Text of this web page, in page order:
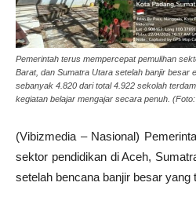
Pemerintah terus mempercepat pemulihan
Barat, dan Sumatra Utara setelah banjir besar
sebanyak 4.820 dari total 4.922 sekolah
kegiatan belajar mengajar secara penuh.
(Vibizmedia – Nasional)
sektor pendidikan di Aceh,
setelah bencana banjir besar yang